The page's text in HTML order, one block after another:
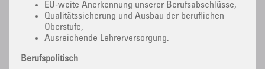
EU-weite Anerkennung unserer Berufsabschlüsse,
Qualitätssicherung und Ausbau der beruflichen
Oberstufe,
Ausreichende Lehrerversorgung.
Berufspolitisch